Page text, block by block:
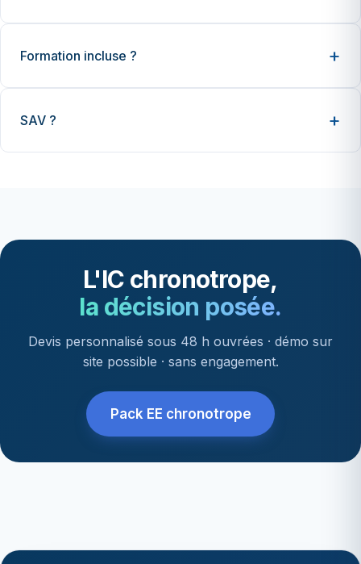
Formation incluse ?
SAV ?
L'IC chronotrope,
la décision posée.
Devis personnalisé sous 48 h ouvrées · démo sur
site possible · sans engagement.
Pack EE chronotrope